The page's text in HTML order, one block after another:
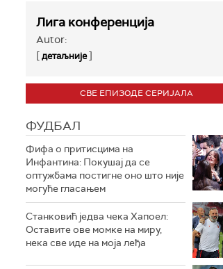
Лига конференција
Autor:
[детаљније]
СВЕ ЕПИЗОДЕ СЕРИЈАЛА
ФУДБАЛ
Фифа о притисцима на
Инфантина: Покушај да се
оптужбама постигне оно што није
могуће гласањем
Станковић једва чека Хапоел:
Оставите ове момке на миру,
нека све иде на моја леђа